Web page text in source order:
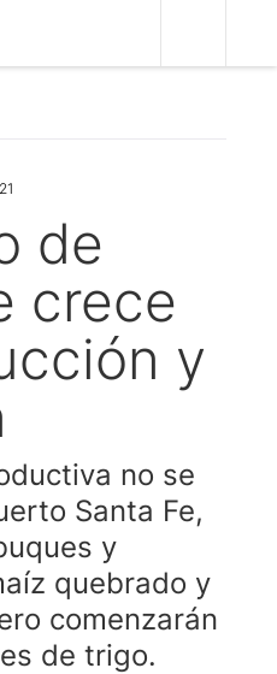
de
crece
y
no se
Santa Fe,
y
quebrado y
comenzarán
de trigo.